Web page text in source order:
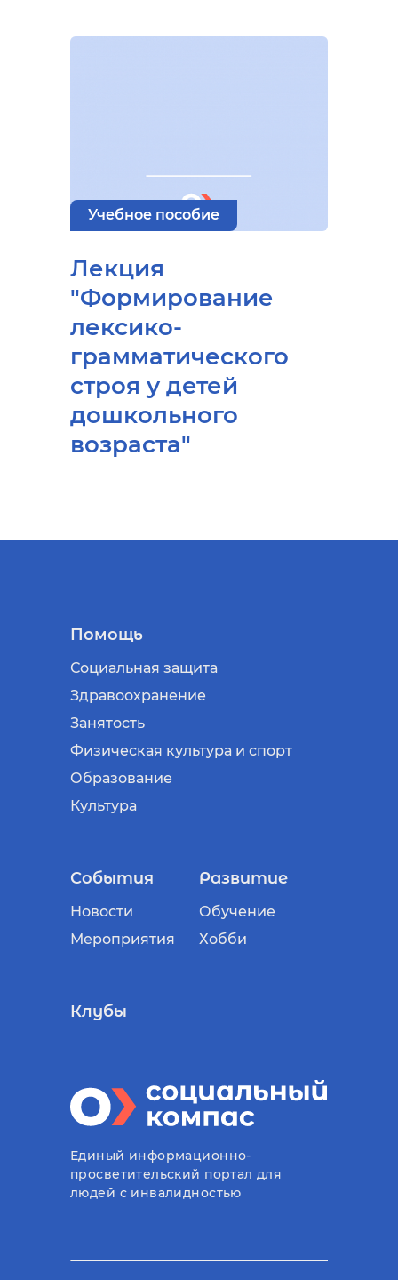
Учебное пособие
Лекция
"Формирование
лексико-
грамматического
строя у детей
дошкольного
возраста"
Помощь
Социальная защита
Здравоохранение
Занятость
Физическая культура и спорт
Образование
Культура
События
Новости
Мероприятия
Развитие
Обучение
Хобби
Клубы
Единый информационно-
просветительский портал для
людей с инвалидностью